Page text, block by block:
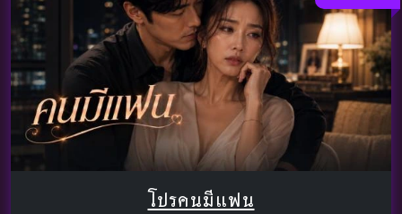
โปรคนมีแฟน